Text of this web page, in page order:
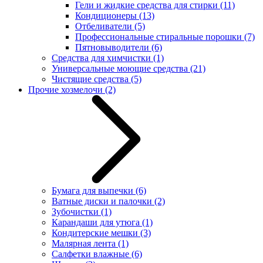
Гели и жидкие средства для стирки (11)
Кондиционеры (13)
Отбеливатели (5)
Профессиональные стиральные порошки (7)
Пятновыводители (6)
Средства для химчистки (1)
Универсальные моющие средства (21)
Чистящие средства (5)
Прочие хозмелочи (2)
Бумага для выпечки (6)
Ватные диски и палочки (2)
Зубочистки (1)
Карандаши для утюга (1)
Кондитерские мешки (3)
Малярная лента (1)
Салфетки влажные (6)